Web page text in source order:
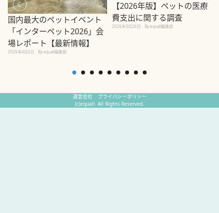
国内最大のペットイベント
「インターペット2026」会
場レポート【最新情報】
2026年4月2日 By equall編集部
【2026年版】ペットの医療
費支出に関する調査
2026年3月26日 By equall編集部
運営会社
プライバシーポリシー
(c)equall. All Rights Reserved.